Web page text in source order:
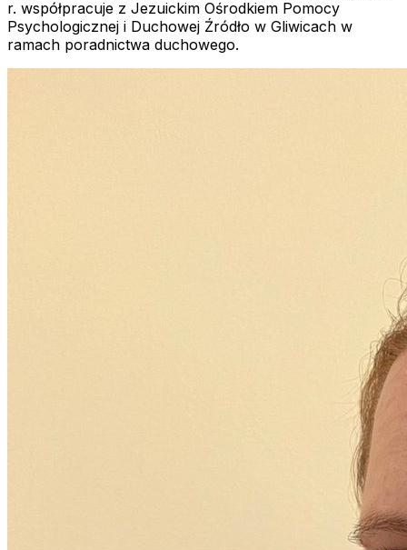
r. współpracuje z Jezuickim Ośrodkiem Pomocy
Psychologicznej i Duchowej Źródło w Gliwicach w
ramach poradnictwa duchowego.